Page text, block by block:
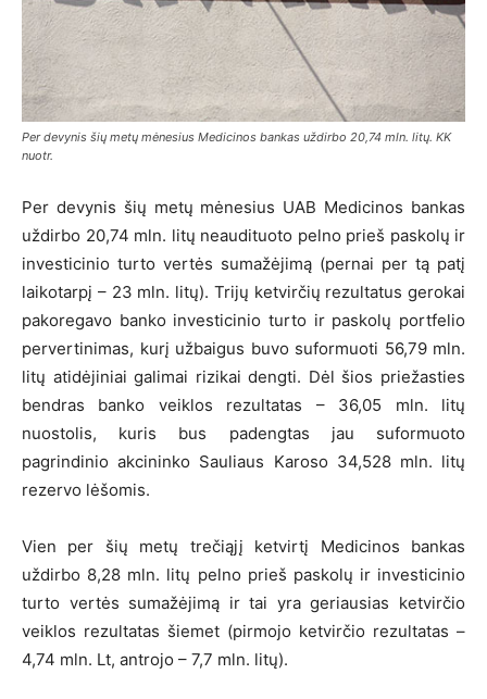
Per devynis šių metų mėnesius Medicinos bankas uždirbo 20,74 mln. litų. KK
nuotr.
Per devynis šių metų mėnesius UAB Medicinos bankas
uždirbo 20,74 mln. litų neaudituoto pelno prieš paskolų ir
investicinio turto vertės sumažėjimą (pernai per tą patį
laikotarpį – 23 mln. litų). Trijų ketvirčių rezultatus gerokai
pakoregavo banko investicinio turto ir paskolų portfelio
pervertinimas, kurį užbaigus buvo suformuoti 56,79 mln.
litų atidėjiniai galimai rizikai dengti. Dėl šios priežasties
bendras banko veiklos rezultatas – 36,05 mln. litų
nuostolis, kuris bus padengtas jau suformuoto
pagrindinio akcininko Sauliaus Karoso 34,528 mln. litų
rezervo lėšomis.
Vien per šių metų trečiąjį ketvirtį Medicinos bankas
uždirbo 8,28 mln. litų pelno prieš paskolų ir investicinio
turto vertės sumažėjimą ir tai yra geriausias ketvirčio
veiklos rezultatas šiemet (pirmojo ketvirčio rezultatas –
4,74 mln. Lt, antrojo – 7,7 mln. litų).